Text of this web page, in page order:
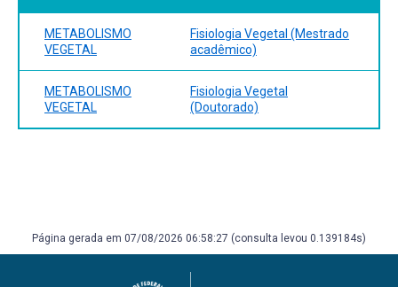
METABOLISMO
VEGETAL
Fisiologia Vegetal (Mestrado
acadêmico)
METABOLISMO
VEGETAL
Fisiologia Vegetal
(Doutorado)
Página gerada em 07/08/2026 06:58:27 (consulta levou 0.139184s)